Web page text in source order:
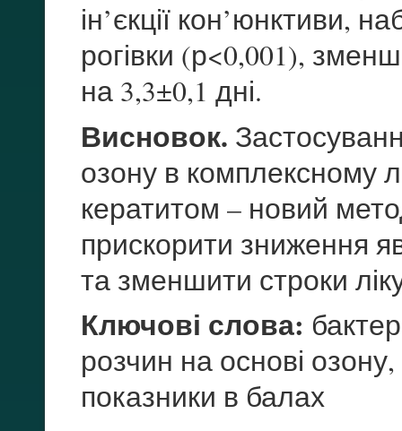
ін’єкції кон’юнктиви,
рогівки (р<0,001),
на 3,3±0,1 дні.
Висновок.
озону в комплексному
кератитом – новий
прискорити зниження
та зменшити строки
Ключові слова:
розчин на основі озону,
показники в балах